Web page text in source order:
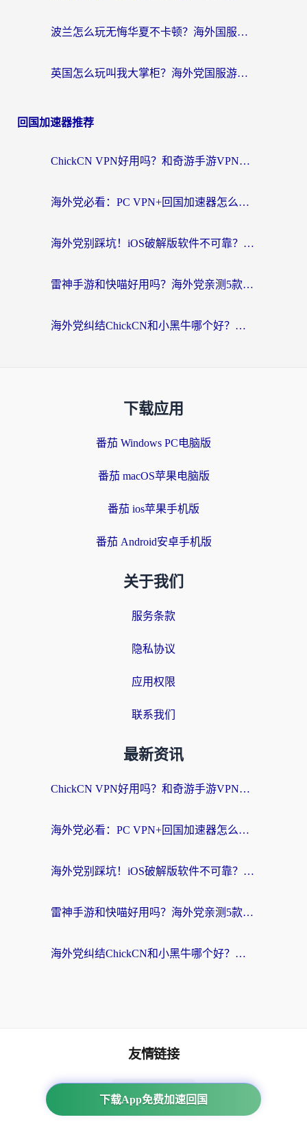
波兰怎么玩无悔华夏不卡顿？海外国服游戏加速器终极指南（附征途2萤火突击解决方案）
英国怎么玩叫我大掌柜？海外党国服游戏加速避坑指南（附实测推荐）
回国加速器推荐
ChickCN VPN好用吗？和奇游手游VPN对比哪个回国效果更好？海外党亲测实用指南
海外党必看：PC VPN+回国加速器怎么选？无缝访问国内资源全攻略
海外党别踩坑！iOS破解版软件不可靠？教你选对回国加速器无缝看国内资源
雷神手游和快喵好用吗？海外党亲测5款回国加速器，附斧牛Bling对比+微信视频号解决办法
海外党纠结ChickCN和小黑牛哪个好？一篇帮你选对回国加速器的实用指南
下载应用
番茄 Windows PC电脑版
番茄 macOS苹果电脑版
番茄 ios苹果手机版
番茄 Android安卓手机版
关于我们
服务条款
隐私协议
应用权限
联系我们
最新资讯
ChickCN VPN好用吗？和奇游手游VPN对比哪个回国效果更好？海外党亲测实用指南
海外党必看：PC VPN+回国加速器怎么选？无缝访问国内资源全攻略
海外党别踩坑！iOS破解版软件不可靠？教你选对回国加速器无缝看国内资源
雷神手游和快喵好用吗？海外党亲测5款回国加速器，附斧牛Bling对比+微信视频号解决办法
海外党纠结ChickCN和小黑牛哪个好？一篇帮你选对回国加速器的实用指南
下载App免费加速回国
友情链接
番茄加速器